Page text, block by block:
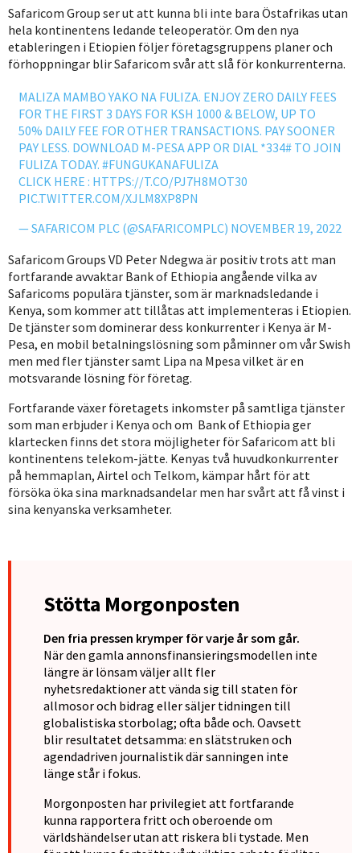
Safaricom Group ser ut att kunna bli inte bara Östafrikas utan
hela kontinentens ledande teleoperatör. Om den nya
etableringen i Etiopien följer företagsgruppens planer och
förhoppningar blir Safaricom svår att slå för konkurrenterna.
MALIZA MAMBO YAKO NA FULIZA. ENJOY ZERO DAILY FEES
FOR THE FIRST 3 DAYS FOR KSH 1000 & BELOW, UP TO
50% DAILY FEE FOR OTHER TRANSACTIONS. PAY SOONER
PAY LESS. DOWNLOAD M-PESA APP OR DIAL *334# TO JOIN
FULIZA TODAY. #FUNGUKANAFULIZA
CLICK HERE : HTTPS://T.CO/PJ7H8MOT30
PIC.TWITTER.COM/XJLM8XP8PN
— SAFARICOM PLC (@SAFARICOMPLC) NOVEMBER 19, 2022
Safaricom Groups VD Peter Ndegwa är positiv trots att man
fortfarande avvaktar Bank of Ethiopia angående vilka av
Safaricoms populära tjänster, som är marknadsledande i
Kenya, som kommer att tillåtas att implementeras i Etiopien.
De tjänster som dominerar dess konkurrenter i Kenya är M-
Pesa, en mobil betalningslösning som påminner om vår Swish
men med fler tjänster samt Lipa na Mpesa vilket är en
motsvarande lösning för företag.
Fortfarande växer företagets inkomster på samtliga tjänster
som man erbjuder i Kenya och om Bank of Ethiopia ger
klartecken finns det stora möjligheter för Safaricom att bli
kontinentens telekom-jätte. Kenyas två huvudkonkurrenter
på hemmaplan, Airtel och Telkom, kämpar hårt för att
försöka öka sina marknadsandelar men har svårt att få vinst i
sina kenyanska verksamheter.
Stötta Morgonposten
Den fria pressen krymper för varje år som går.
När den gamla annonsfinansieringsmodellen inte
längre är lönsam väljer allt fler
nyhetsredaktioner att vända sig till staten för
allmosor och bidrag eller säljer tidningen till
globalistiska storbolag; ofta både och. Oavsett
blir resultatet detsamma: en slätstruken och
agendadriven journalistik där sanningen inte
länge står i fokus.
Morgonposten har privilegiet att fortfarande
kunna rapportera fritt och oberoende om
världshändelser utan att riskera bli tystade. Men